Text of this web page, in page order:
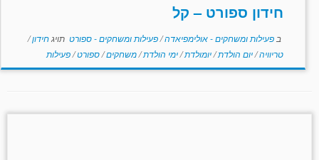
חידון ספורט – קל
ב פעילות ומשחקים - אולימפיאדה/פעילות ומשחקים - ספורט תויגחידון/
טריוויה/יום הולדת/יומולדת/ימי הולדת/משחקים/ספורט/פעילות